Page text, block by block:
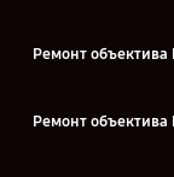
Ремонт объектива
Ремонт объектива